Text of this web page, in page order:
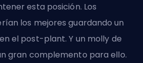
esta posición. Los
los mejores guardando un
el post-plant. Y un molly de
gran complemento para ello.